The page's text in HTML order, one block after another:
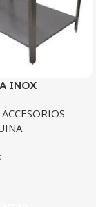
INOX
ACCESORIOS